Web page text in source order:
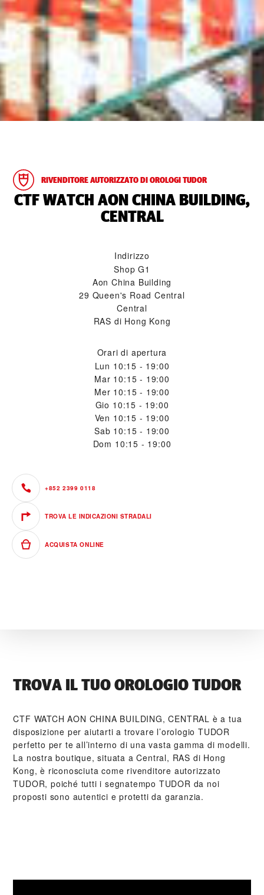
RIVENDITORE AUTORIZZATO DI OROLOGI TUDOR
‭CTF WATCH AON CHINA BUILDING,
CENTRAL‬
Indirizzo
Shop G1
Aon China Building
29 Queen's Road Central
Central
RAS di Hong Kong
Orari di apertura
Lun 10:15 - 19:00
Mar 10:15 - 19:00
Mer 10:15 - 19:00
Gio 10:15 - 19:00
Ven 10:15 - 19:00
Sab 10:15 - 19:00
Dom 10:15 - 19:00
+852 2399 0118
TROVA LE INDICAZIONI STRADALI
ACQUISTA ONLINE
TROVA IL TUO OROLOGIO TUDOR
‭CTF WATCH AON CHINA BUILDING, CENTRAL‬ è a tua
disposizione per aiutarti a trovare l’orologio TUDOR
perfetto per te all’interno di una vasta gamma di modelli.
La nostra boutique, situata a Central, RAS di Hong
Kong, è riconosciuta come rivenditore autorizzato
TUDOR, poiché tutti i segnatempo TUDOR da noi
proposti sono autentici e protetti da garanzia.